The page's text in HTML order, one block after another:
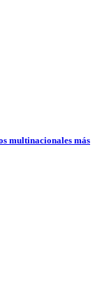
multinacionales más